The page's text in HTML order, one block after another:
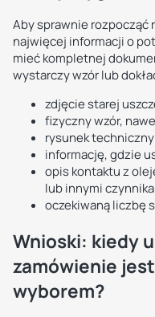
Aby sprawnie
najwięcej informacji o
mieć kompletnej
wystarczy wzór lub
zdjęcie starej
fizyczny wzór,
rysunek
informację, gdzie
opis kontaktu z
lub innymi
oczekiwaną liczbę
Wnioski: kiedy
zamówienie
wyborem?